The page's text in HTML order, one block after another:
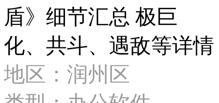
盾》细节汇总 极巨
化、共斗、遇敌等详情
地区：润州区